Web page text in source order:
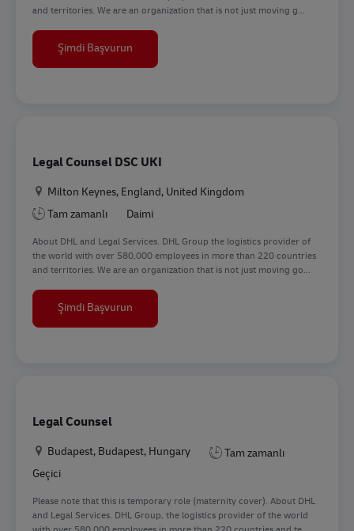
and territories. We are an organization that is not just moving g...
Şimdi Başvurun
Legal Counsel DSC UKI
Konum
Milton Keynes, England, United Kingdom
Tam zamanlı
Daimi
About DHL and Legal Services. DHL Group the logistics provider of
the world with over 580,000 employees in more than 220 countries
and territories. We are an organization that is not just moving go...
Şimdi Başvurun
Legal Counsel
Konum
Budapest, Budapest, Hungary
Tam zamanlı
Geçici
Please note that this is temporary role (maternity cover). About DHL
and Legal Services. DHL Group, the logistics provider of the world